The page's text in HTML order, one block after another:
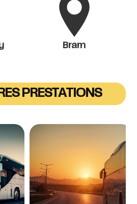
Bram
PRESTATIONS